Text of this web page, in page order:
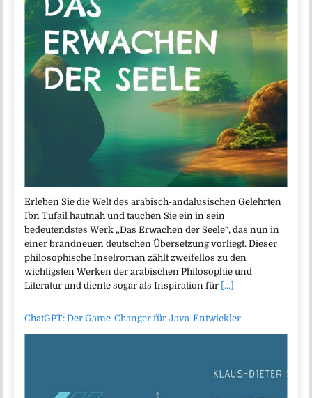
Erleben Sie die Welt des arabisch-andalusischen Gelehrten
Ibn Tufail hautnah und tauchen Sie ein in sein
bedeutendstes Werk „Das Erwachen der Seele“, das nun in
einer brandneuen deutschen Übersetzung vorliegt. Dieser
philosophische Inselroman zählt zweifellos zu den
wichtigsten Werken der arabischen Philosophie und
Literatur und diente sogar als Inspiration für [...]
ChatGPT: Der Game-Changer für Java-Entwickler